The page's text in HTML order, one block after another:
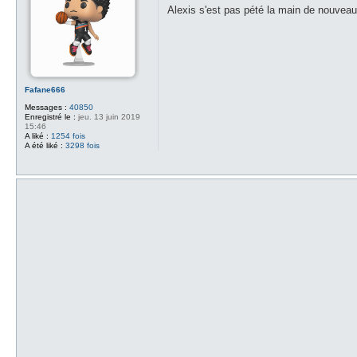
Fafane666
Messages : 40850
Enregistré le : jeu. 13 juin 2019
15:46
A liké : 1254 fois
A été liké : 3298 fois
s
Alexis s'est pas pété la main de